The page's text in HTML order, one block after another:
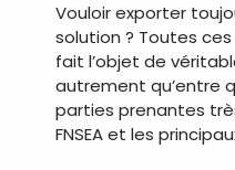
Vouloir exporter
solution ? Toutes
fait l’objet de
autrement qu’entre
parties prenantes
FNSEA et les